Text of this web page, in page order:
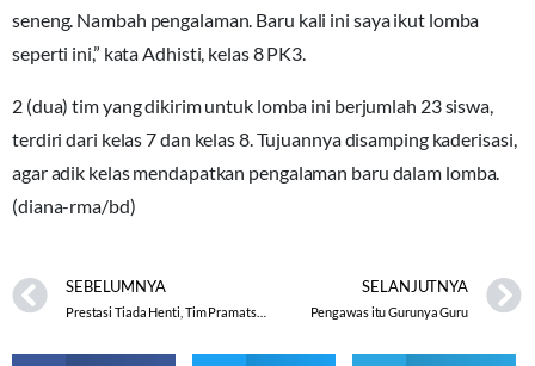
seneng. Nambah pengalaman. Baru kali ini saya ikut lomba
seperti ini,” kata Adhisti, kelas 8 PK3.
2 (dua) tim yang dikirim untuk lomba ini berjumlah 23 siswa,
terdiri dari kelas 7 dan kelas 8. Tujuannya disamping kaderisasi,
agar adik kelas mendapatkan pengalaman baru dalam lomba.
(diana-rma/bd)
SEBELUMNYA
Prestasi Tiada Henti, Tim Pramatsa Borong 7 Piala
SELANJUTNYA
Pengawas itu Gurunya Guru